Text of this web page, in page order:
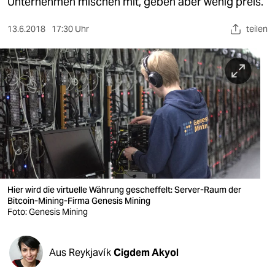
sport
berlin
nord
wahrheit
verlag
verlag
shop
13.6.2018 17:30 Uhr teilen
Hier wird die virtuelle Währung gescheffelt: Server-Raum der
Bitcoin-Mining-Firma Genesis Mining
Foto: Genesis Mining
Aus ReykjavíkCigdem Akyol